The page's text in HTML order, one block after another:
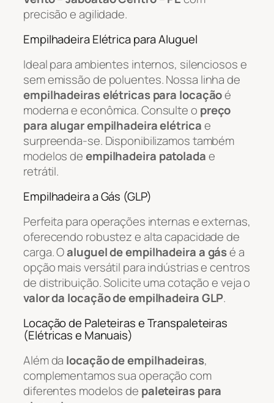
precisão e agilidade.
Empilhadeira Elétrica para Aluguel
Ideal para ambientes internos, silenciosos e
sem emissão de poluentes. Nossa linha de
empilhadeiras elétricas para locaçãoé
moderna e econômica. Consulte o preço
para alugar empilhadeira elétricae
surpreenda-se. Disponibilizamos também
modelos deempilhadeira patoladae
retrátil.
Empilhadeira a Gás (GLP)
Perfeita para operações internas e externas,
oferecendo robustez e alta capacidade de
carga. Oaluguel de empilhadeira a gásé a
opção mais versátil para indústrias e centros
de distribuição. Solicite uma cotação e veja o
valor da locação de empilhadeira GLP.
Locação de Paleteiras e Transpaleteiras
(Elétricas e Manuais)
Além da locação de empilhadeiras,
complementamos sua operação com
diferentes modelos de paleteiras para